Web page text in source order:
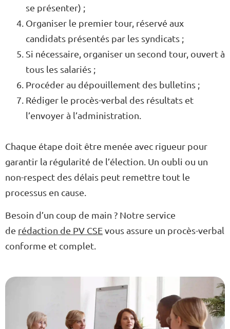
se présenter) ;
Organiser le premier tour, réservé aux
candidats présentés par les syndicats ;
Si nécessaire, organiser un second tour, ouvert à
tous les salariés ;
Procéder au dépouillement des bulletins ;
Rédiger le procès-verbal des résultats et
l’envoyer à l’administration.
Chaque étape doit être menée avec rigueur pour
garantir la régularité de l’élection. Un oubli ou un
non-respect des délais peut remettre tout le
processus en cause.
Besoin d’un coup de main ? Notre service
de rédaction de PV CSEvous assure un procès-verbal
conforme et complet.